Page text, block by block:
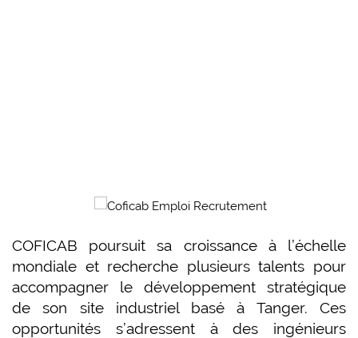
COFICAB poursuit sa croissance à l’échelle
mondiale et recherche plusieurs talents pour
accompagner le développement stratégique
de son site industriel basé à Tanger. Ces
opportunités s’adressent à des ingénieurs